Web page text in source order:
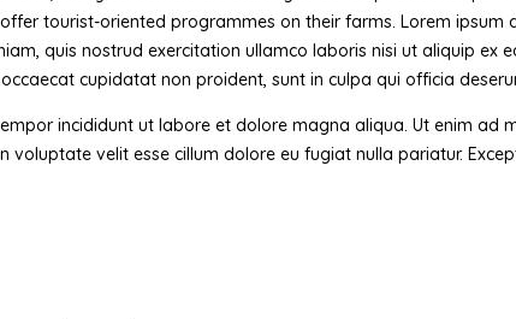
tourist-oriented programmes on their farms. Lorem
quis nostrud exercitation ullamco laboris nisi ut aliquip ex
cupidatat non proident, sunt in culpa qui officia
incididunt ut labore et dolore magna aliqua. Ut enim ad
velit esse cillum dolore eu fugiat nulla pariatur.